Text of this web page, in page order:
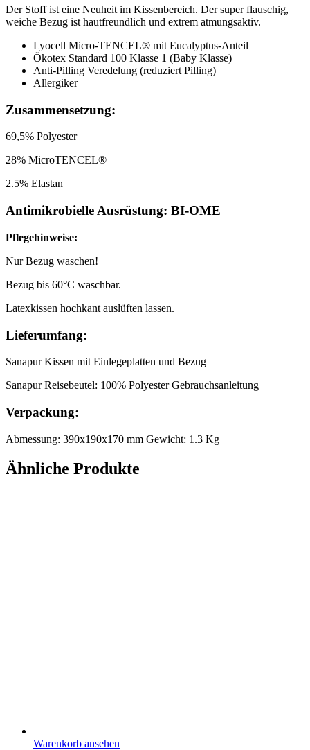
Der Stoff ist eine Neuheit im Kissenbereich. Der super flauschig,
weiche Bezug ist hautfreundlich und extrem atmungsaktiv.
Lyocell Micro-TENCEL® mit Eucalyptus-Anteil
Ökotex Standard 100 Klasse 1 (Baby Klasse)
Anti-Pilling Veredelung (reduziert Pilling)
Allergiker
Zusammensetzung:
69,5% Polyester
28% MicroTENCEL®
2.5% Elastan
Antimikrobielle Ausrüstung: BI-OME
Pflegehinweise:
Nur Bezug waschen!
Bezug bis 60°C waschbar.
Latexkissen hochkant auslüften lassen.
Lieferumfang:
Sanapur Kissen mit Einlegeplatten und Bezug
Sanapur Reisebeutel: 100% Polyester Gebrauchsanleitung
Verpackung:
Abmessung: 390x190x170 mm Gewicht: 1.3 Kg
Ähnliche Produkte
Warenkorb ansehen